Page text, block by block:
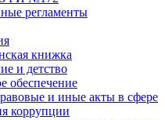
регламенты
книжка
и детство
обеспечение
и иные акты в сфере
коррупции